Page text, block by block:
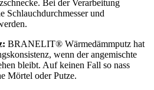
Bei der Verarbeitung
Schlauchdurchmesser und
BRANELIT® Wärmedämmputz hat
wenn der angemischte
bleibt. Auf keinen Fall so nass
Mörtel oder Putze.